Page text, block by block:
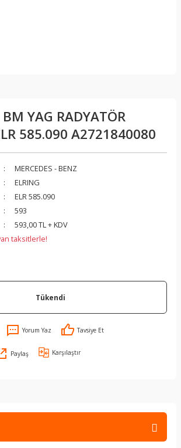
BM YAG RADYATÖR
585.090 A2721840080
MERCEDES - BENZ
ELRING
ELR 585.090
593
593,00 TL + KDV
taksitlerle!
Tükendi
Yorum Yaz Tavsiye Et
Paylaş Karşılaştır